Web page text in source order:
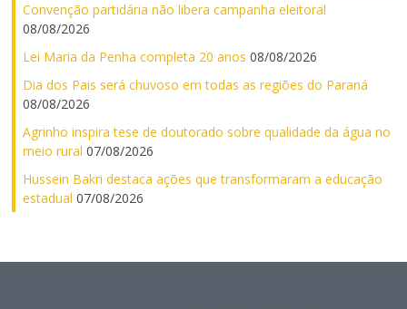
Convenção partidária não libera campanha eleitoral
08/08/2026
Lei Maria da Penha completa 20 anos 08/08/2026
Dia dos Pais será chuvoso em todas as regiões do Paraná
08/08/2026
Agrinho inspira tese de doutorado sobre qualidade da água no
meio rural 07/08/2026
Hussein Bakri destaca ações que transformaram a educação
estadual 07/08/2026